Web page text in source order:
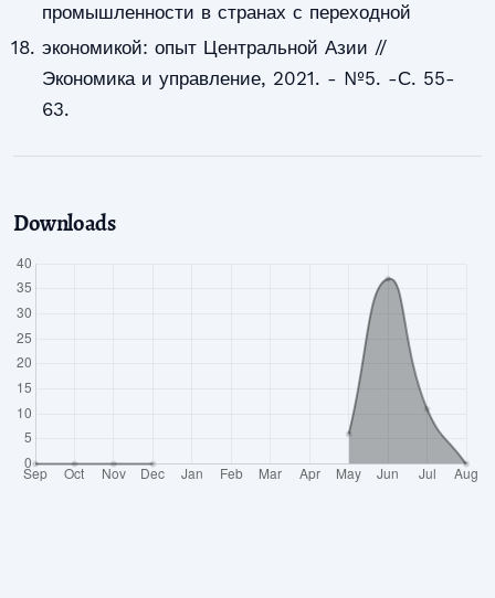
промышленности в странах с переходной
экономикой: опыт Центральной Азии //
Экономика и управление, 2021. - №5. -С. 55-
63.
Downloads